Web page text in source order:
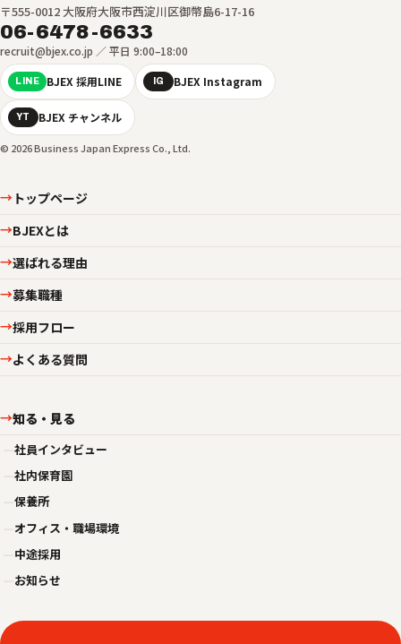
〒555-0012 大阪府大阪市西淀川区御幣島6-17-16
06-6478-6633
recruit@bjex.co.jp ／ 平日 9:00–18:00
LINE BJEX 採用LINE IG BJEX Instagram
YT BJEX チャンネル
© 2026 Business Japan Express Co., Ltd.
→ トップページ
→BJEXとは
→選ばれる理由
→募集職種
→採用フロー
→よくある質問
→知る・見る
社員インタビュー
社内保育園
保養所
オフィス・職場環境
中途採用
お知らせ